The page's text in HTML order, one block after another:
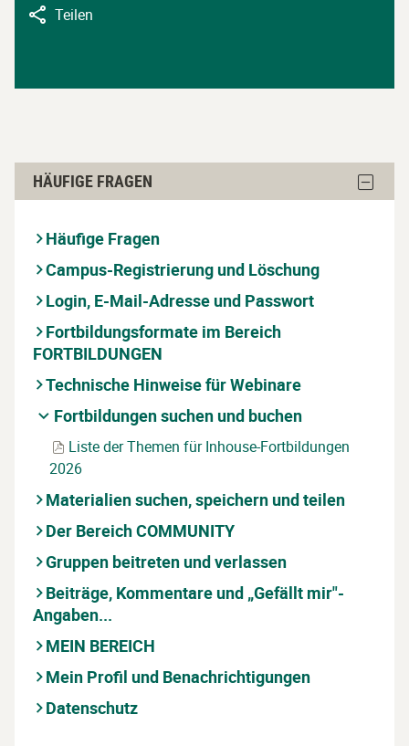
Teilen
Häufige
Block
Häufige
HÄUFIGE FRAGEN
Häufige Fragen
Campus-Registrierung und Löschung
Login, E-Mail-Adresse und Passwort
Fortbildungsformate im Bereich
FORTBILDUNGEN
Technische Hinweise für Webinare
Fortbildungen suchen und buchen
D
a
e
i
Liste der Themen für Inhouse-Fortbildungen
2026
Materialien suchen, speichern und teilen
Der Bereich COMMUNITY
Gruppen beitreten und verlassen
Beiträge, Kommentare und „Gefällt mir"-
Angaben...
MEIN BEREICH
Mein Profil und Benachrichtigungen
Datenschutz